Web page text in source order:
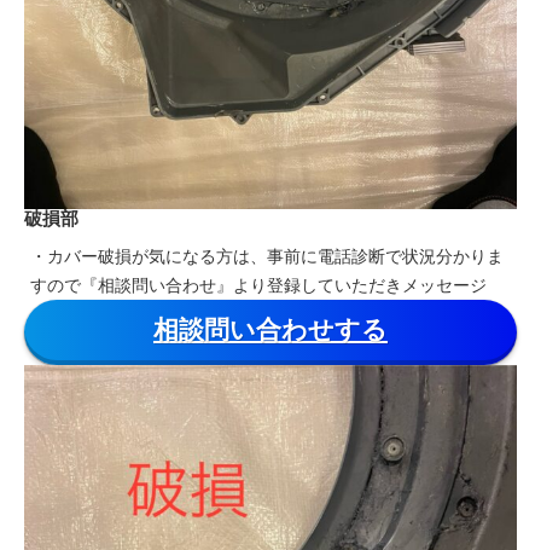
破損部
・カバー破損が気になる方は、事前に電話診断で状況分かりま
すので『相談問い合わせ』より登録していただきメッセージ
相談問い合わせする